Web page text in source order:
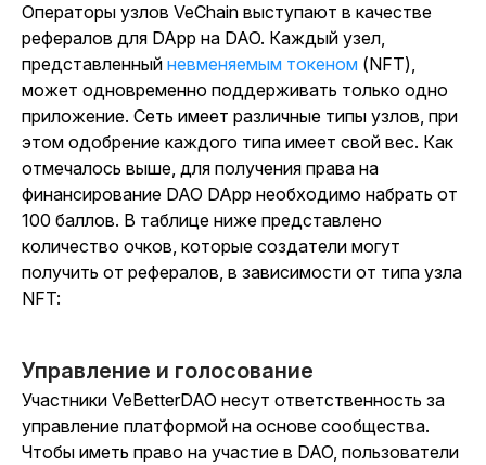
Операторы узлов VeChain выступают в качестве
рефералов для DApp на DAO. Каждый узел,
представленный невменяемым токеном (NFT),
может одновременно поддерживать только одно
приложение. Сеть имеет различные типы узлов, при
этом одобрение каждого типа имеет свой вес. Как
отмечалось выше, для получения права на
финансирование DAO DApp необходимо набрать от
100 баллов. В таблице ниже представлено
количество очков, которые создатели могут
получить от рефералов, в зависимости от типа узла
NFT:
Управление и голосование
Участники VeBetterDAO несут ответственность за
управление платформой на основе сообщества.
Чтобы иметь право на участие в DAO, пользователи